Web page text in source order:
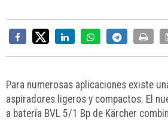
Para numerosas aplicaciones existe
aspiradores ligeros y compactos. El
a batería BVL 5/1 Bp de Kärcher